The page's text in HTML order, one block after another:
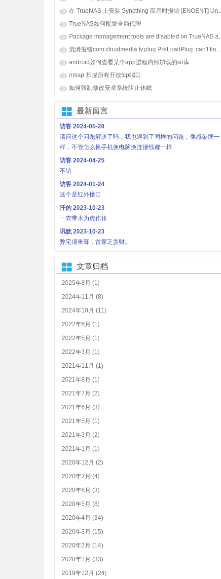
TrueNAS如何配置全局代理
android如何查看某个app进程内部加载的so库
nmap 扫描所有开放tcp端口
如何强制修改安卓系统阻止休眠
最新留言
访客2024-05-28
请问这个问题解决了吗，我也遇到了同样的问题，像感染病一
样，不管怎么换手机换电脑换连接线都一样
访客2024-04-25
不错
访客2024-01-24
这个是红外接口
汗的2023-10-23
一衣带水为虎作伥
讯犹2023-10-23
弊宅须重葺，贫家乏羡财。
文章归档
2025年8月 (1)
2024年11月 (8)
2024年10月 (11)
2022年6月 (1)
2022年5月 (1)
2022年3月 (1)
2021年11月 (1)
2021年8月 (1)
2021年7月 (2)
2021年6月 (3)
2021年5月 (1)
2021年3月 (2)
2021年1月 (1)
2020年12月 (2)
2020年7月 (4)
2020年6月 (3)
2020年5月 (8)
2020年4月 (34)
2020年3月 (15)
2020年2月 (14)
2020年1月 (33)
2019年12月 (24)